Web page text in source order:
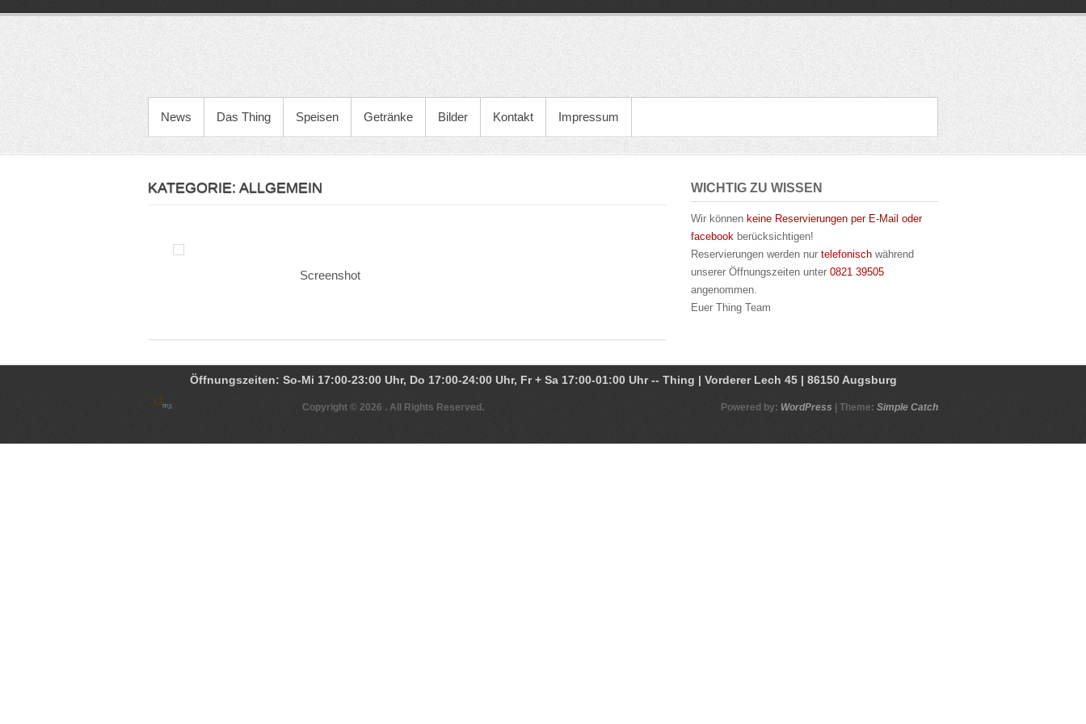
springen
PRIMÄRES MENÜ
News Das Thing Speisen Getränke Bilder Kontakt Impressum
KATEGORIE: ALLGEMEIN
Screenshot
WICHTIG ZU WISSEN
Wir können keine Reservierungen per E-Mail oder
facebook berücksichtigen!
Reservierungen werden nur telefonisch während
unserer Öffnungszeiten unter 0821 39505
angenommen.
Euer Thing Team
Copyright © 2026 . All Rights Reserved. Powered by: WordPress | Theme: Simple Catch